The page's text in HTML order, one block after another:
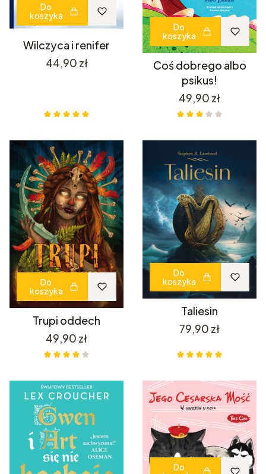
Do
koszyka
Wilczyca i renifer
Cena
44,90 zł
Do
koszyka
Coś dobrego albo
psikus!
Cena
49,90 zł
Do
koszyka
Trupi oddech
Cena
49,90 zł
Do
koszyka
Taliesin
Cena
79,90 zł
Do